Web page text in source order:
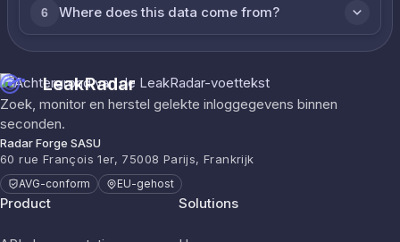
6 Where does this data come from?
LeakRadar
Zoek, monitor en herstel gelekte inloggegevens binnen
seconden.
Radar Forge SASU
60 rue François 1er, 75008 Parijs, Frankrijk
AVG-conform EU-gehost
Product Solutions